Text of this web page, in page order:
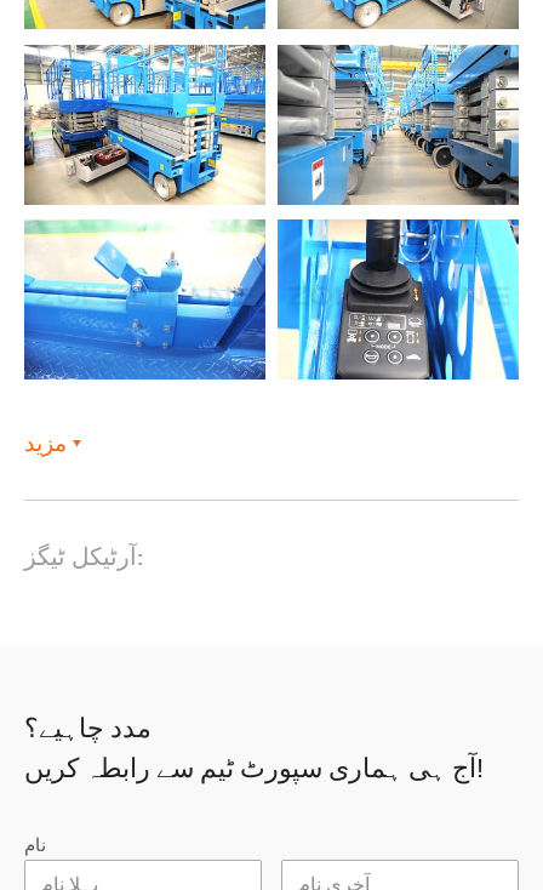
مزید
آرٹیکل ٹیگز:
مدد چاہیے؟
آج ہی ہماری سپورٹ ٹیم سے رابطہ کریں!
نام